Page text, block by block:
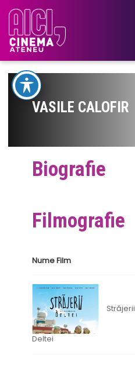
VASILE CALOFIR
Biografie
Filmografie
Nume Film
Străjerii
Deltei